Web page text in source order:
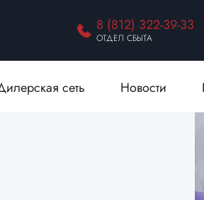
8 (812) 322-39-33
ОТДЕЛ СБЫТА
сеть Новости